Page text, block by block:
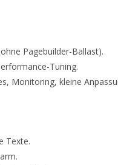
Pagebuilder-Ballast).
Tuning.
Monitoring, kleine
Texte.